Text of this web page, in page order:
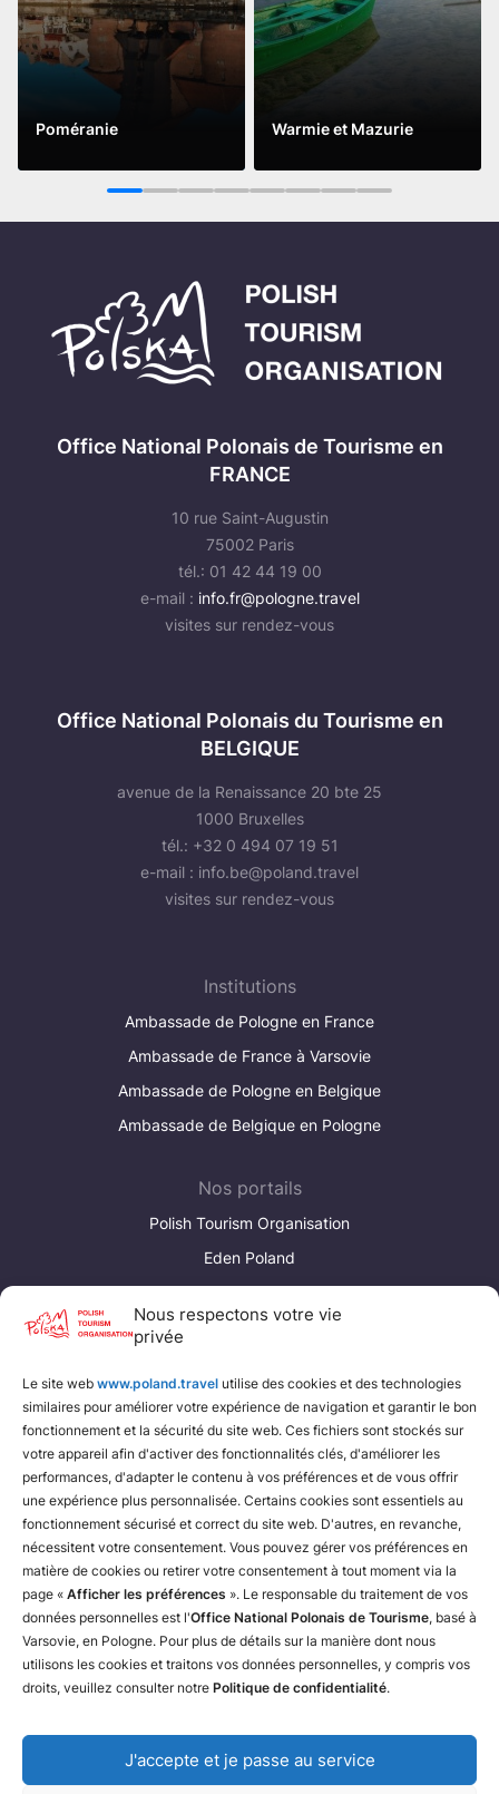
Nous respectons votre vie
privée
Le site web www.poland.travel utilise des cookies et des technologies
similaires pour améliorer votre expérience de navigation et garantir le bon
fonctionnement et la sécurité du site web. Ces fichiers sont stockés sur
votre appareil afin d'activer des fonctionnalités clés, d'améliorer les
performances, d'adapter le contenu à vos préférences et de vous offrir
une expérience plus personnalisée. Certains cookies sont essentiels au
fonctionnement sécurisé et correct du site web. D'autres, en revanche,
nécessitent votre consentement. Vous pouvez gérer vos préférences en
matière de cookies ou retirer votre consentement à tout moment via la
page « Afficher les préférences ». Le responsable du traitement de vos
données personnelles est l'Office National Polonais de Tourisme, basé à
Varsovie, en Pologne. Pour plus de détails sur la manière dont nous
utilisons les cookies et traitons vos données personnelles, y compris vos
droits, veuillez consulter notre Politique de confidentialité.
J'accepte et je passe au service
Poméranie
Lire la suite
Warmie et Mazurie
Lire la suite
1 2 3 4 5 6 7 8
Office National Polonais de Tourisme en
FRANCE
10 rue Saint-Augustin
75002 Paris
tél.: 01 42 44 19 00
e-mail : info.fr@pologne.travel
visites sur rendez-vous
Office National Polonais du Tourisme en
BELGIQUE
avenue de la Renaissance 20 bte 25
1000 Bruxelles
tél.: +32 0 494 07 19 51
e-mail : info.be@poland.travel
visites sur rendez-vous
Institutions
Ambassade de Pologne en France
Ambassade de France à Varsovie
Ambassade de Pologne en Belgique
Ambassade de Belgique en Pologne
Nos portails
Polish Tourism Organisation
Eden Poland
Poland Convention Bureau
Fédération polonaise de camping et de caravaning
Fédération polonaise du tourisme rural
Chemins de fer polonais
Nous contacterDeclaration of availabilityThe Privacy & Cookies Policy